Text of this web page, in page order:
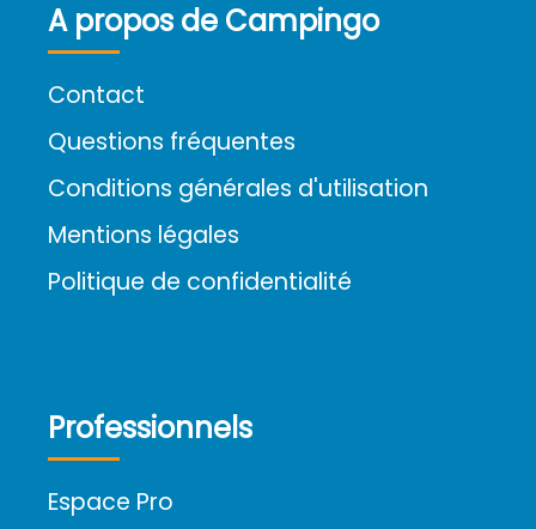
A propos de Campingo
Contact
Questions fréquentes
Conditions générales d'utilisation
Mentions légales
Politique de confidentialité
Professionnels
Espace Pro